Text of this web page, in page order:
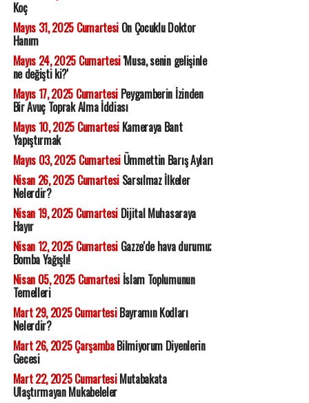
Koç
Mayıs 31, 2025 CumartesiOn Çocuklu Doktor
Hanım
Mayıs 24, 2025 Cumartesi'Musa, senin gelişinle
ne değişti ki?'
Mayıs 17, 2025 CumartesiPeygamberin İzinden
Bir Avuç Toprak Alma İddiası
Mayıs 10, 2025 CumartesiKameraya Bant
Yapıştırmak
Mayıs 03, 2025 CumartesiÜmmettin Barış Ayları
Nisan 26, 2025 CumartesiSarsılmaz İlkeler
Nelerdir?
Nisan 19, 2025 CumartesiDijital Muhasaraya
Hayır
Nisan 12, 2025 CumartesiGazze'de hava durumu;
Bomba Yağışlı!
Nisan 05, 2025 Cumartesiİslam Toplumunun
Temelleri
Mart 29, 2025 CumartesiBayramın Kodları
Nelerdir?
Mart 26, 2025 ÇarşambaBilmiyorum Diyenlerin
Gecesi
Mart 22, 2025 CumartesiMutabakata
Ulaştırmayan Mukabeleler